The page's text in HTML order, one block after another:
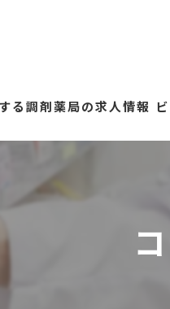
る調剤薬局の求人情報